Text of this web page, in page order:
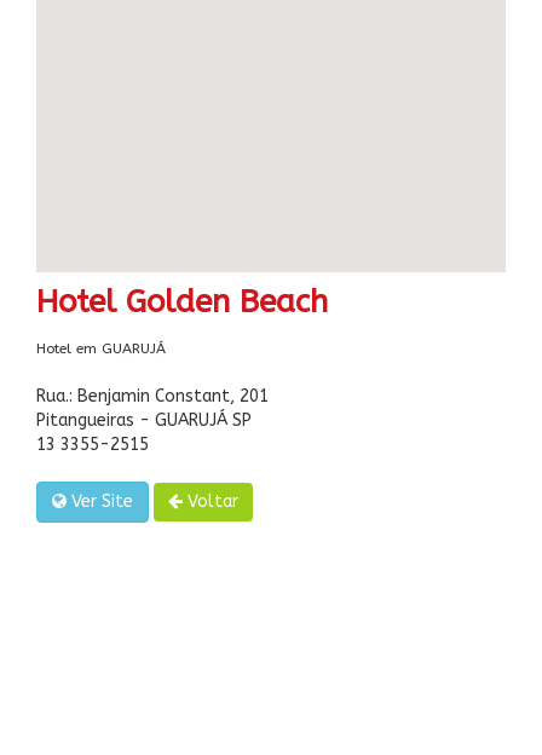
Hotel Golden Beach
Hotel em GUARUJÁ
Rua.: Benjamin Constant, 201
Pitangueiras - GUARUJÁ SP
13 3355-2515
Ver Site Voltar